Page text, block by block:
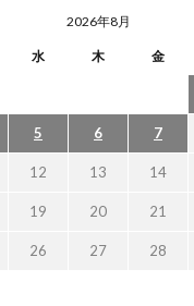
2026年8月
水 木 金
5 6 7
12 13 14
19 20 21
26 27 28